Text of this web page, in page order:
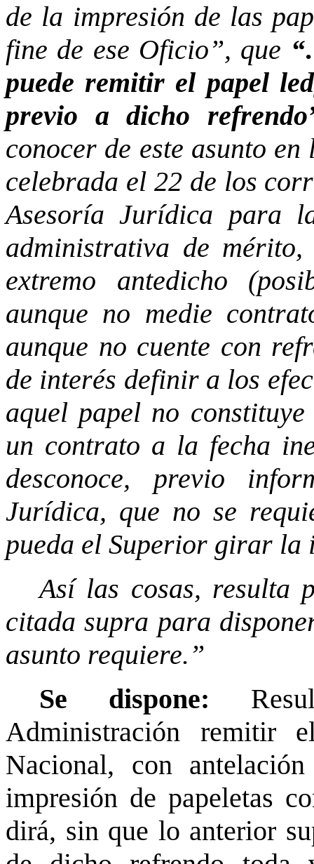
de la impresión de las
fine de ese Oficio”, que
puede remitir el papel
previo a dicho
conocer de este asunto
celebrada el 22 de los
Asesoría Jurídica para
administrativa de
extremo antedicho
aunque no medie
aunque no cuente con
de interés definir a los
aquel papel no
un contrato a la fecha
desconoce, previo
Jurídica, que no se
pueda el Superior girar la
Así las cosas, resulta
citada supra para
asunto requiere.”
Se dispone:
Administración remitir
Nacional, con
impresión de papeletas
dirá, sin que lo anterior